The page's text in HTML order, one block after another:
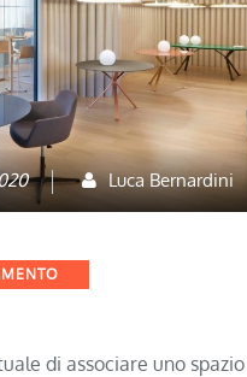
Luca Bernardini
di associare uno spazio